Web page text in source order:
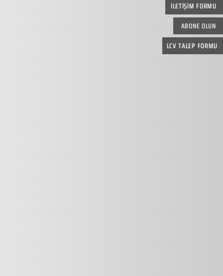
İLETİŞİM FORMU
ABONE OLUN
LCV TALEP FORMU